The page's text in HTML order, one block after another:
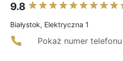
9.8
Białystok, Elektryczna 1
Pokaż numer telefonu